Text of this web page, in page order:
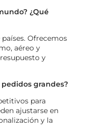
¿Qué
países. Ofrecemos
aéreo y
y
grandes?
para
ajustarse en
y la